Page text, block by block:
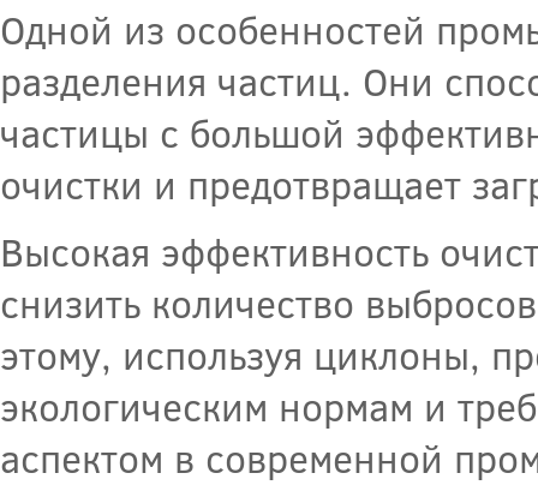
Одной из особенностей
разделения частиц. Они
частицы с большой
очистки и предотвращает
Высокая эффективность
снизить количество
этому, используя циклоны,
экологическим нормам и
аспектом в современной